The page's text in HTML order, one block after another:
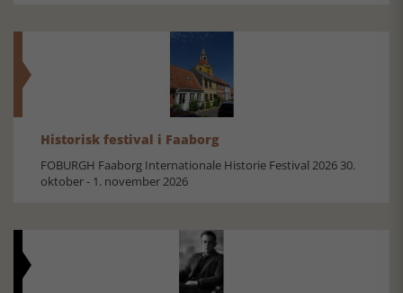
Historisk festival i Faaborg
FOBURGH Faaborg Internationale Historie Festival 2026 30.
oktober - 1. november 2026